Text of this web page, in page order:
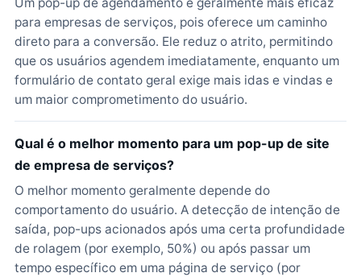
para empresas de serviços, pois oferece um caminho
direto para a conversão. Ele reduz o atrito, permitindo
que os usuários agendem imediatamente, enquanto um
formulário de contato geral exige mais idas e vindas e
um maior comprometimento do usuário.
Qual é o melhor momento para um pop-up de site
de empresa de serviços?
O melhor momento geralmente depende do
comportamento do usuário. A detecção de intenção de
saída, pop-ups acionados após uma certa profundidade
de rolagem (por exemplo, 50%) ou após passar um
tempo específico em uma página de serviço (por